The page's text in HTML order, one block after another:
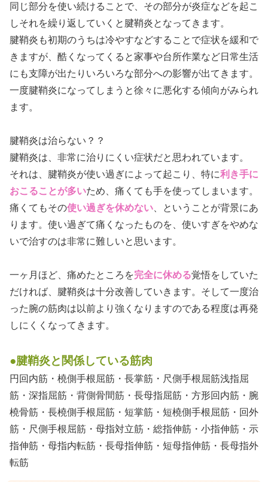
同じ部分を使い続けることで、その部分が炎症などを起こ
しそれを繰り返していくと腱鞘炎となってきます。
腱鞘炎も初期のうちは冷やすなどすることで症状を緩和で
きますが、酷くなってくると家事や台所作業など日常生活
にも支障が出たりいろいろな部分への影響が出てきます。
一度腱鞘炎になってしまうと徐々に悪化する傾向がみられ
ます。
腱鞘炎は治らない？？
腱鞘炎は、非常に治りにくい症状だと思われています。
それは、腱鞘炎が使い過ぎによって起こり、特に利き手に
おこることが多いため、痛くても手を使ってしまいます。
痛くてもその使い過ぎを休めない 、ということが背景にあ
ります。使い過ぎて痛くなったものを、使いすぎをやめな
いで治すのは非常に難しいと思います。
一ヶ月ほど、痛めたところを完全に休める覚悟をしていた
だければ、腱鞘炎は十分改善していきます。そして一度治
った腕の筋肉は以前より強くなりますのである程度は再発
しにくくなってきます。
●腱鞘炎と関係している筋肉
円回内筋・橈側手根屈筋・長掌筋・尺側手根屈筋浅指屈
筋・深指屈筋・背側骨間筋・長母指屈筋・方形回内筋・腕
橈骨筋・長橈側手根屈筋・短掌筋・短橈側手根屈筋・回外
筋・尺側手根屈筋・母指対立筋・総指伸筋・小指伸筋・示
指伸筋・母指内転筋・長母指伸筋・短母指伸筋・長母指外
転筋